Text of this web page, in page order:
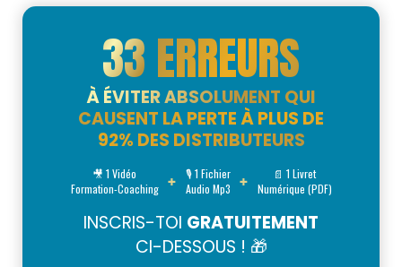
33 ERREURS
À ÉVITER ABSOLUMENT QUI
CAUSENT LA PERTE À PLUS DE
92% DES DISTRIBUTEURS
🎥 1 Vidéo
Formation-Coaching
+
🎙 1 Fichier
Audio Mp3
+
📄 1 Livret
Numérique (PDF)
INSCRIS-TOI GRATUITEMENT
CI-DESSOUS ! 🎁